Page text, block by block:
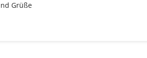
Grüße